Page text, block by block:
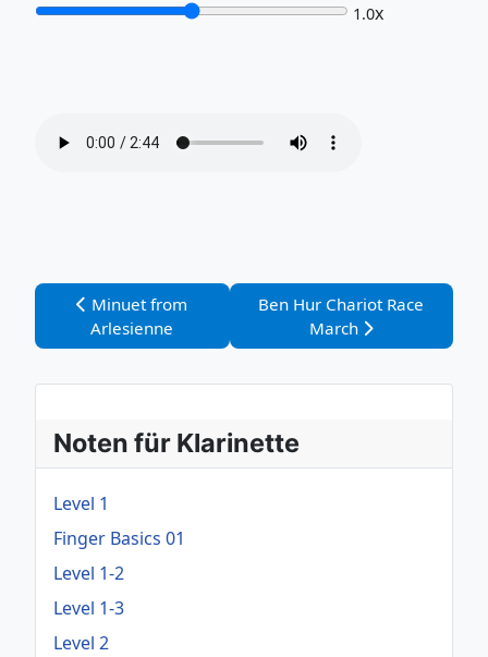
1.0x
Vorheriger Beitrag: Minuet from Arlesienne
Minuet from
Arlesienne
Nächster Beitrag: Ben Hur
Ben Hur Chariot Race
March
Noten für Klarinette
Level 1
Finger Basics 01
Level 1-2
Level 1-3
Level 2